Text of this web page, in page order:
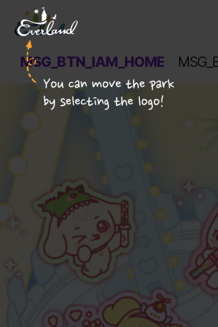
MSG_BTN_IAM_HOME